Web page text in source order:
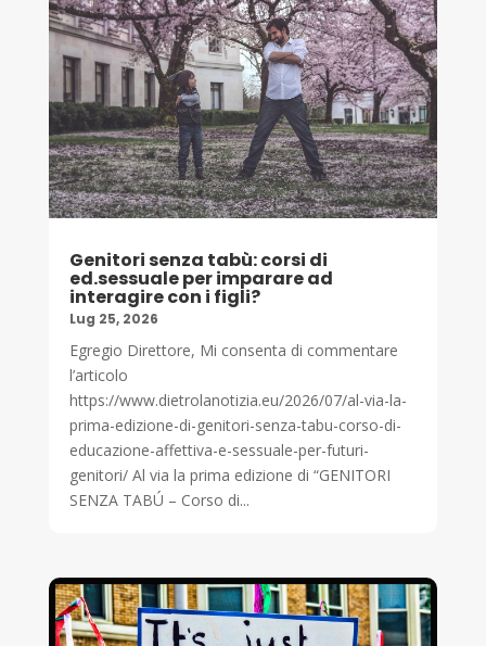
Genitori senza tabù: corsi di
ed.sessuale per imparare ad
interagire con i figli?
Lug 25, 2026
Egregio Direttore, Mi consenta di commentare
l’articolo
https://www.dietrolanotizia.eu/2026/07/al-via-la-
prima-edizione-di-genitori-senza-tabu-corso-di-
educazione-affettiva-e-sessuale-per-futuri-
genitori/ Al via la prima edizione di “GENITORI
SENZA TABÚ – Corso di...